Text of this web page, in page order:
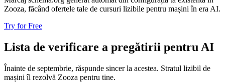
Zooza, făcând ofertele tale de cursuri lizibile pentru mașini în era AI.
Try for Free
Lista de verificare a pregătirii pentru AI
Înainte de septembrie, răspunde sincer la acestea. Stratul lizibil de
mașini îl rezolvă Zooza pentru tine.